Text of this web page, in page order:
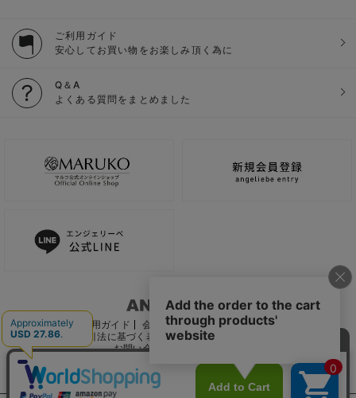
ご利用ガイド
安心してお買い物をお楽しみ頂く為に
Q＆A
よくある質問をまとめました
ご利用ガイド 会社概要 電子公告
利用規約
特定商取引法に基づく表記
個人情報保護方針
お問い合わせ